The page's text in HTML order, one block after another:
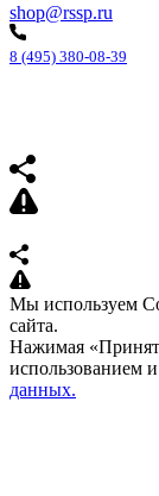
shop@rssp.ru
8 (495) 380-08-39
Мы используем
сайта.
Нажимая
использованием и
данных.